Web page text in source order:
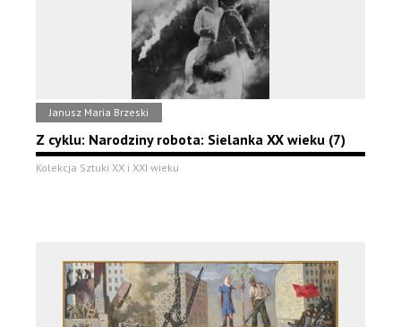
Janusz Maria Brzeski
Z cyklu: Narodziny robota: Sielanka XX wieku (7)
Kolekcja Sztuki XX i XXI wieku